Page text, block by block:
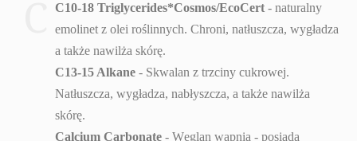
C10-18 Triglycerides*Cosmos/EcoCert - naturalny
emolinet z olei roślinnych. Chroni, natłuszcza, wygładza
a także nawilża skórę.
C13-15 Alkane - Skwalan z trzciny cukrowej.
Natłuszcza, wygładza, nabłyszcza, a także nawilża
skórę.
Calcium Carbonate - Węglan wapnia - posiada